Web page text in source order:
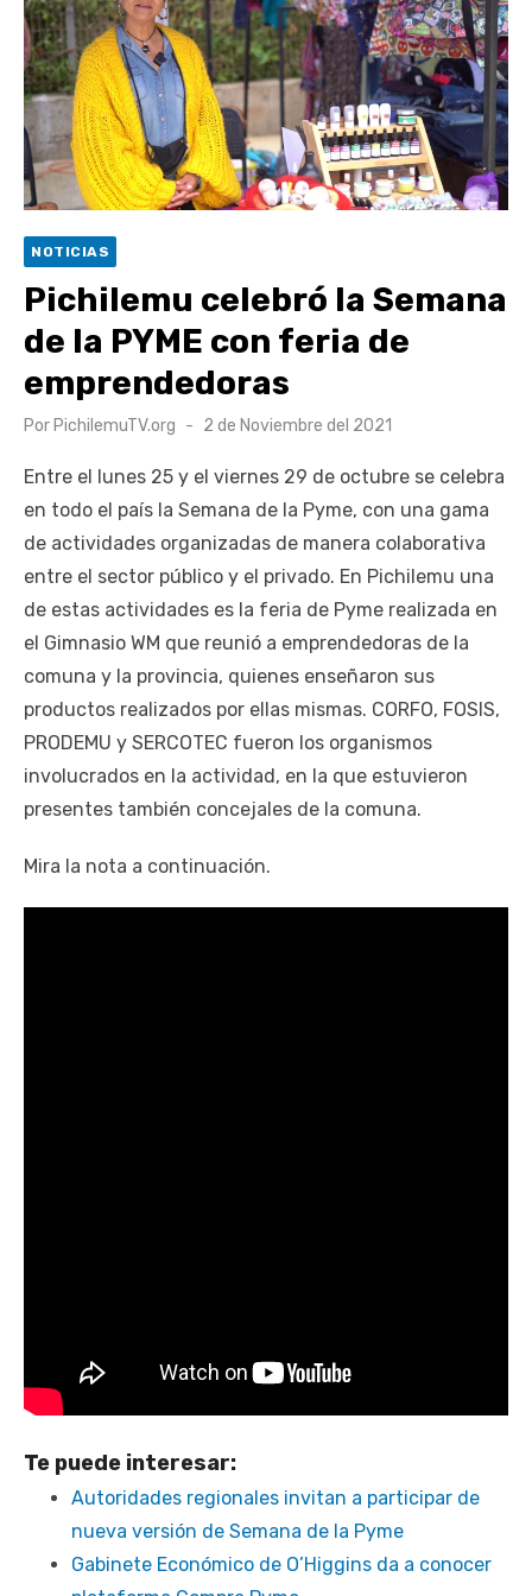
escuela comunitaria
Cóctel de Sábado: Emprendimiento y floricultura con María
Lina Fermandois y Luis Polanco
Seis comunas de O’Higgins inician la construcción
participativa del Plan Local de Restauración del Secano
Costero Nilahue
segunda clasificatoria
Retrospectiva 2026 | Capítulo 03: lessons on flight – Cecilia
Araneda
NOTICIAS
Pichilemu celebró la Semana
de la PYME con feria de
emprendedoras
Por PichilemuTV.org
Publicado
2 de Noviembre del 2021
Entre el lunes 25 y el viernes 29 de octubre se celebra
en todo el país la Semana de la Pyme, con una gama
de actividades organizadas de manera colaborativa
entre el sector público y el privado. En Pichilemu una
de estas actividades es la feria de Pyme realizada en
el Gimnasio WM que reunió a emprendedoras de la
comuna y la provincia, quienes enseñaron sus
productos realizados por ellas mismas. CORFO, FOSIS,
PRODEMU y SERCOTEC fueron los organismos
involucrados en la actividad, en la que estuvieron
presentes también concejales de la comuna.
Mira la nota a continuación.
Te puede interesar:
Autoridades regionales invitan a participar de
nueva versión de Semana de la Pyme
Gabinete Económico de O’Higgins da a conocer